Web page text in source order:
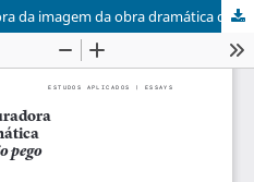
A colagem, como estruturadora da imagem da obra dramática de Pablo Picasso: o desejo pego pelo rabo